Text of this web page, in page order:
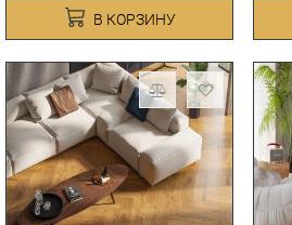
В КОРЗИНУ